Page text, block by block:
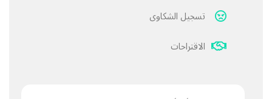
تسجيل الشكاوى
الاقتراحات